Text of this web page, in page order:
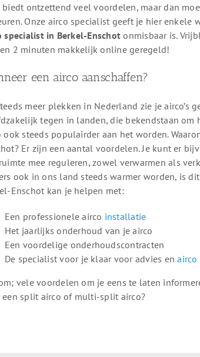
biedt ontzettend veel voordelen, maar dan
Onze airco specialist geeft je hier
specialist in Berkel-Enschotonmisbaar is.
2 minuten makkelijk online geregeld!
een airco aanschaffen?
meer plekken in Nederland zie je airco’s
tegen in landen, die bekendstaan om
ook steeds populairder aan het worden.
Er zijn een aantal voordelen. Je kunt er
mee reguleren, zowel verwarmen als
ook in ons land steeds warmer worden, is
Enschot kan je helpen met:
Een professionele airco installatie
Het jaarlijks onderhoud van je airco
Een voordelige onderhoudscontracten
De specialist voor je klaar voor advies enairco
vele voordelen om je eens te laten
een split airco of multi-split airco?